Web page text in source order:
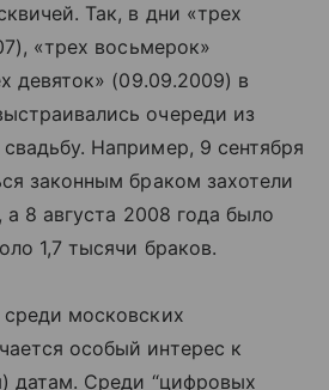
Так, в дни «трех
«трех восьмерок»
девяток» (09.09.2009) в
очереди из
Например, 9 сентября
законным браком захотели
а 8 августа 2008 года было
1,7 тысячи браков.
московских
особый интерес к
датам. Среди “цифровых